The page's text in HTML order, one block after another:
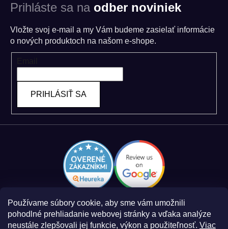
Používame súbory cookie, aby sme vám umožnili
pohodlné prehliadanie webovej stránky a vďaka analýze
neustále zlepšovali jej funkcie, výkon a použiteľnosť. Viac
Prihláste sa na odber noviniek
Vložte svoj e-mail a my Vám budeme zasielať informácie
o nových produktoch na našom e-shope.
PRIHLÁSIŤ SA